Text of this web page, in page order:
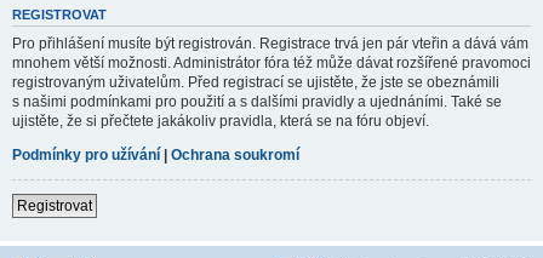
REGISTROVAT
Pro přihlášení musíte být registrován. Registrace trvá jen pár vteřin a dává vám
mnohem větší možnosti. Administrátor fóra též může dávat rozšířené pravomoci
registrovaným uživatelům. Před registrací se ujistěte, že jste se obeznámili
s našimi podmínkami pro použití a s dalšími pravidly a ujednáními. Také se
ujistěte, že si přečtete jakákoliv pravidla, která se na fóru objeví.
Podmínky pro užívání | Ochrana soukromí
Registrovat